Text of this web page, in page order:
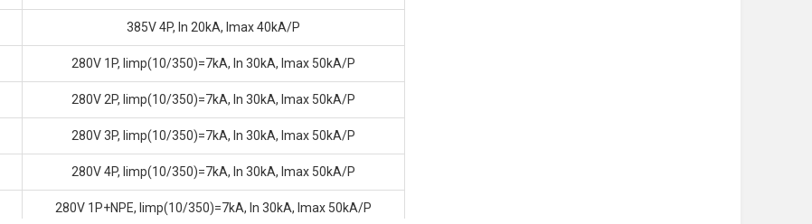
385V 4P, In 20kA, Imax 40kA/P
280V 1P, Iimp(10/350)=7kA, In 30kA, Imax 50kA/P
280V 2P, Iimp(10/350)=7kA, In 30kA, Imax 50kA/P
280V 3P, Iimp(10/350)=7kA, In 30kA, Imax 50kA/P
280V 4P, Iimp(10/350)=7kA, In 30kA, Imax 50kA/P
280V 1P+NPE, Iimp(10/350)=7kA, In 30kA, Imax 50kA/P